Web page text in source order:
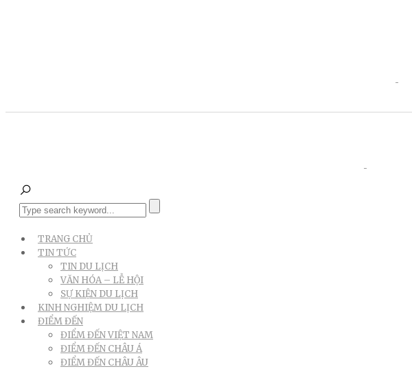
TRANG CHỦ
TIN TỨC
TIN DU LỊCH
VĂN HÓA – LỄ HỘI
SỰ KIỆN DU LỊCH
KINH NGHIỆM DU LỊCH
ĐIỂM ĐẾN
ĐIỂM ĐẾN VIỆT NAM
ĐIỂM ĐẾN CHÂU Á
ĐIỂM ĐẾN CHÂU ÂU